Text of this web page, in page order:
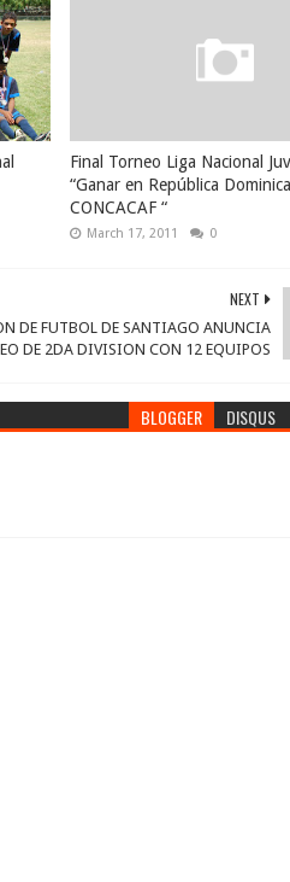
Final Torneo Liga Nacional
“Ganar en República
CONCACAF “
March 17, 2011 0
NEXT
DE FUTBOL DE SANTIAGO ANUNCIA
DE 2DA DIVISION CON 12 EQUIPOS
BLOGGER DISQUS